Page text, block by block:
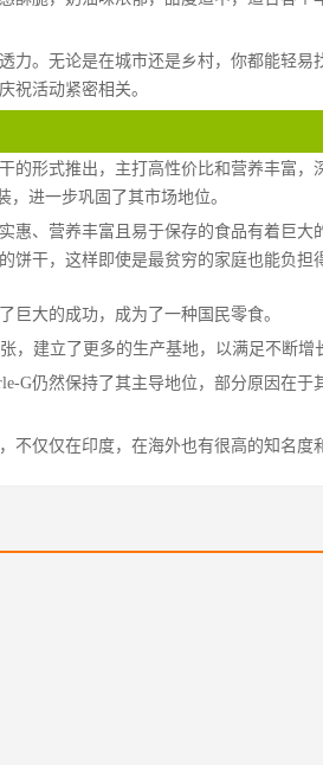
力。无论是在城市还是乡村，你都能轻易
祝活动紧密相关。
的形式推出，主打高性价比和营养丰富，
，进一步巩固了其市场地位。
惠、营养丰富且易于保存的食品有着巨大
饼干，这样即使是最贫穷的家庭也能负担
巨大的成功，成为了一种国民零食。
，建立了更多的生产基地，以满足不断增
G仍然保持了其主导地位，部分原因在于
不仅仅在印度，在海外也有很高的知名度